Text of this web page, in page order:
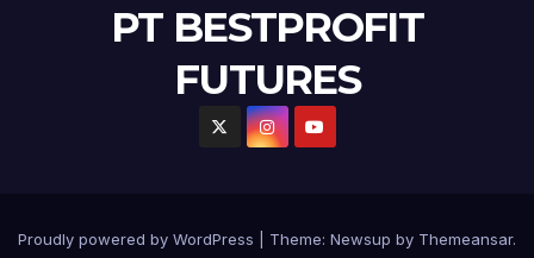
PT BESTPROFIT
FUTURES
Proudly powered by WordPress Theme: Newsup by Themeansar.